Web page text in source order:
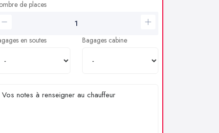
de places
en soutes Bagages cabine